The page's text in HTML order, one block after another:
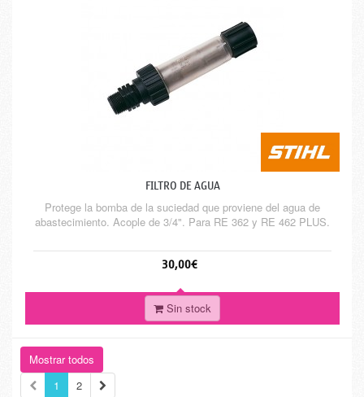
FILTRO DE AGUA
Protege la bomba de la suciedad que proviene del agua de
abastecimiento. Acople de 3/4". Para RE 362 y RE 462 PLUS.
30,00€
Sin stock
Mostrar todos
1
2